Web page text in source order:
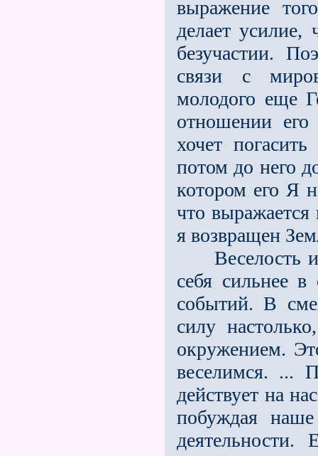
выражение
делает
безучастии.
связи с
молодого еще
отношении
хочет
потом до него
котором его Я
что выражается
я возвращен
Веселость
себя сильнее
событий. В
силу
окружением.
веселимся. ...
действует на
побуждая